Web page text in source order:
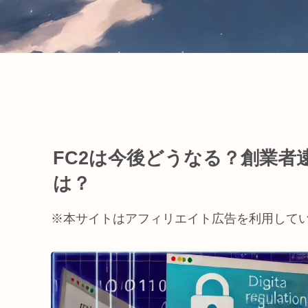
FC2は今後どうなる？創業者
は？
※本サイトはアフィリエイト広告を利用して